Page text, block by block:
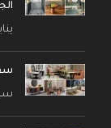
يناير 15,
سفره